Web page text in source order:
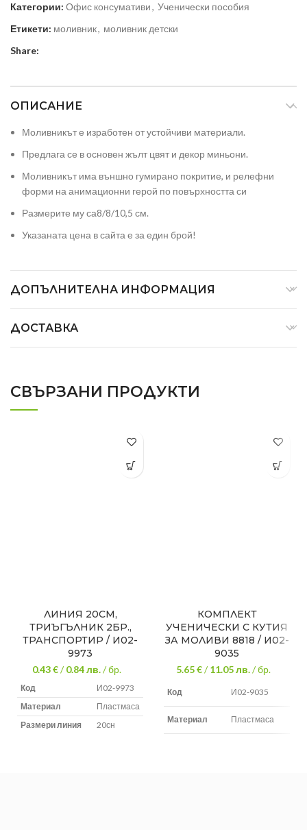
Категории: Офис консумативи, Ученически пособия
Етикети: моливник, моливник детски
Share:
ОПИСАНИЕ
Моливникът е изработен от устойчиви материали.
Предлага се в основен жълт цвят и декор миньони.
Моливникът има външно гумирано покритие, и релефни
форми на анимационни герой по повърхността си
Размерите му са8/8/10,5 см.
Указаната цена в сайта е за един брой!
ДОПЪЛНИТЕЛНА ИНФОРМАЦИЯ
ДОСТАВКА
СВЪРЗАНИ ПРОДУКТИ
ЛИНИЯ 20СМ,
ТРИЪГЪЛНИК 2БР.,
ТРАНСПОРТИР / И02-
9973
0.43 €/0.84лв./ бр.
Код
И02-9973
Материал
Пластмаса
Размери линия
20сн
КОМПЛЕКТ
УЧЕНИЧЕСКИ С КУТИЯ
ЗА МОЛИВИ 8818 / И02-
9035
5.65 €/11.05лв./ бр.
Код И02-9035
Материал Пластмаса